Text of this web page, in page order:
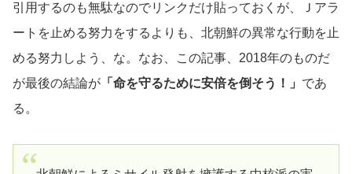
引用するのも無駄なのでリンクだけ貼っておくが、Ｊアラ
ートを止める努力をするよりも、北朝鮮の異常な行動を止
める努力しよう、な。なお、この記事、2018年のものだ
が最後の結論が 「命を守るために安倍を倒そう！」 であ
る。